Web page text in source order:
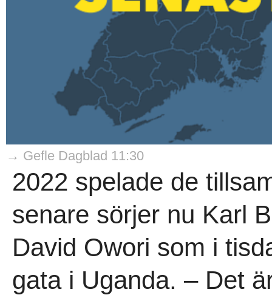
→ Gefle Dagblad 11:30
2022 spelade de
senare sörjer nu Karl
David Owori som i
gata i Uganda. – Det